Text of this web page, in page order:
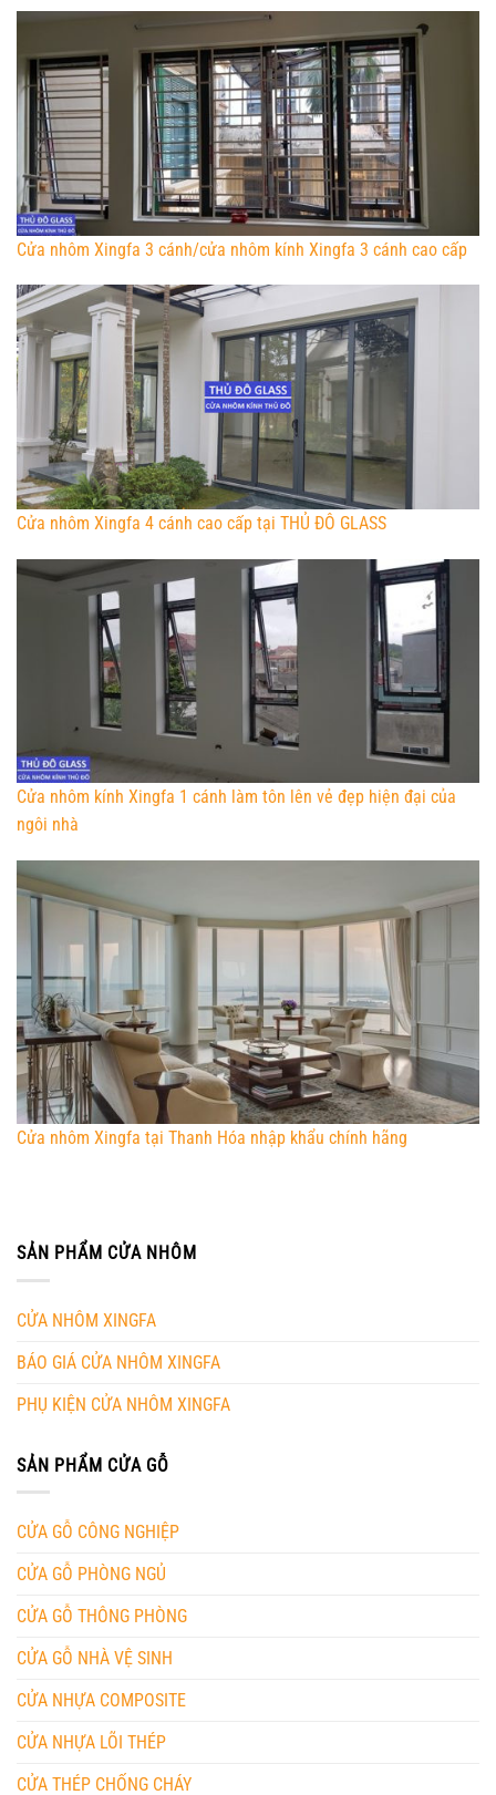
Cửa nhôm Xingfa 3 cánh/cửa nhôm kính Xingfa 3 cánh cao cấp
Cửa nhôm Xingfa 4 cánh cao cấp tại THỦ ĐÔ GLASS
Cửa nhôm kính Xingfa 1 cánh làm tôn lên vẻ đẹp hiện đại của
ngôi nhà
Cửa nhôm Xingfa tại Thanh Hóa nhập khẩu chính hãng
SẢN PHẨM CỬA NHÔM
CỬA NHÔM XINGFA
BÁO GIÁ CỬA NHÔM XINGFA
PHỤ KIỆN CỬA NHÔM XINGFA
SẢN PHẨM CỬA GỖ
CỬA GỖ CÔNG NGHIỆP
CỬA GỖ PHÒNG NGỦ
CỬA GỖ THÔNG PHÒNG
CỬA GỖ NHÀ VỆ SINH
CỬA NHỰA COMPOSITE
CỬA NHỰA LÕI THÉP
CỬA THÉP CHỐNG CHÁY